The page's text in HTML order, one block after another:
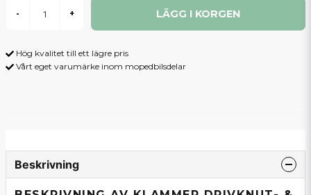
- + LÄGG I KORGEN
Hög kvalitet till ett lägre pris
Vårt eget varumärke inom mopedbilsdelar
Beskrivning